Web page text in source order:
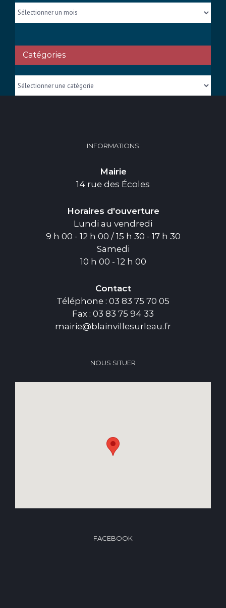
Archives
Catégories
Catégories
INFORMATIONS
Mairie
14 rue des Écoles
Horaires d'ouverture
Lundi au vendredi
9 h 00 - 12 h 00 / 15 h 30 - 17 h 30
Samedi
10 h 00 - 12 h 00
Contact
Téléphone : 03 83 75 70 05
Fax : 03 83 75 94 33
mairie@blainvillesurleau.fr
NOUS SITUER
FACEBOOK